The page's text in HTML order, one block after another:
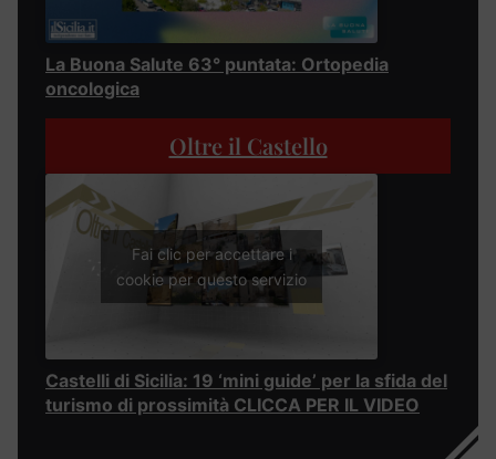
La Buona Salute 63° puntata: Ortopedia
oncologica
Oltre il Castello
Fai clic per accettare i
cookie per questo servizio
Castelli di Sicilia: 19 ‘mini guide’ per la sfida del
turismo di prossimità CLICCA PER IL VIDEO